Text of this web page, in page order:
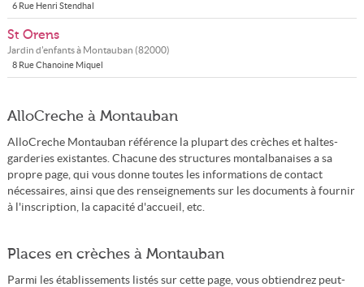
6 Rue Henri Stendhal
St Orens
Jardin d'enfants à Montauban (82000)
8 Rue Chanoine Miquel
AlloCreche à Montauban
AlloCreche Montauban référence la plupart des crèches et haltes-
garderies existantes. Chacune des structures montalbanaises a sa
propre page, qui vous donne toutes les informations de contact
nécessaires, ainsi que des renseignements sur les documents à fournir
à l'inscription, la capacité d'accueil, etc.
Places en crèches à Montauban
Parmi les établissements listés sur cette page, vous obtiendrez peut-